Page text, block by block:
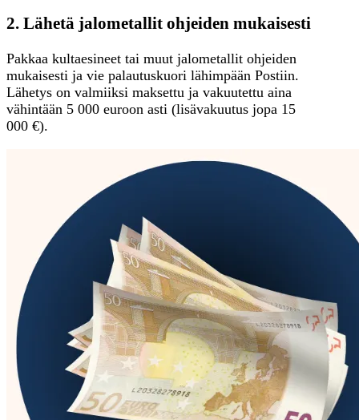
2. Lähetä jalometallit ohjeiden mukaisesti
Pakkaa kultaesineet tai muut jalometallit ohjeiden
mukaisesti ja vie palautuskuori lähimpään Postiin.
Lähetys on valmiiksi maksettu ja vakuutettu aina
vähintään 5 000 euroon asti (lisävakuutus jopa 15
000 €).